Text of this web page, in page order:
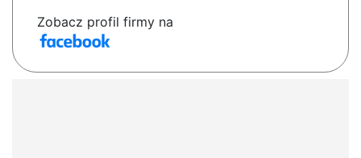
Zobacz profil firmy na